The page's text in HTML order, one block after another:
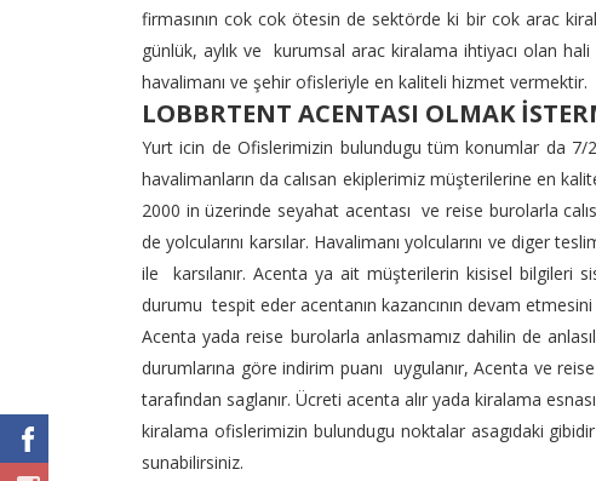
firmasının cok cok ötesin de sektörde ki bir cok arac
günlük, aylık ve kurumsal arac kiralama ihtiyacı olan
havalimanı ve şehir ofisleriyle en kaliteli hizmet vermektir.
LOBBRTENT ACENTASI OLMAK
Yurt icin de Ofislerimizin bulundugu tüm konumlar da 7/
havalimanların da calısan ekiplerimiz müşterilerine en
2000 in üzerinde seyahat acentası ve reise burolarla
de yolcularını karsılar. Havalimanı yolcularını ve diger
ile karsılanır. Acenta ya ait müşterilerin kisisel bilgileri
durumu tespit eder acentanın kazancının devam etmesini
Acenta yada reise burolarla anlasmamız dahilin de
durumlarına göre indirim puanı uygulanır, Acenta ve
tarafından saglanır. Ücreti acenta alır yada kiralama
kiralama ofislerimizin bulundugu noktalar asagıdaki
sunabilirsiniz.